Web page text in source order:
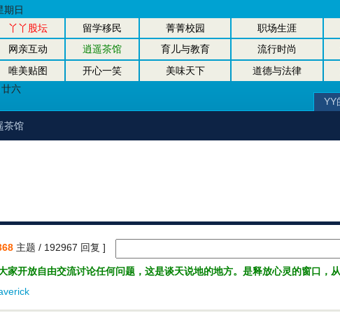
丫丫股坛 留学移民 菁菁校园 职场生涯
网亲互动
逍遥茶馆 育儿与教育 流行时尚
唯美贴图
开心一笑 美味天下 道德与法律
六
期日
YY
茶馆
主题 / 192967 回复 ]
家开放自由交流讨论任何问题，这是谈天说地的地方。是释放心灵的窗口，从